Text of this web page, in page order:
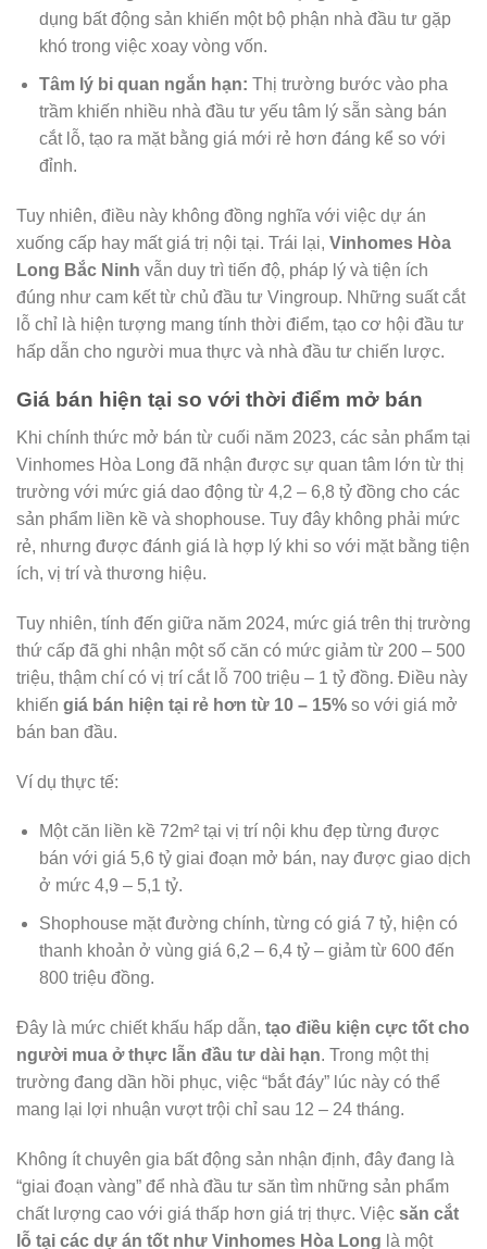
dụng bất động sản khiến một bộ phận nhà đầu tư gặp
khó trong việc xoay vòng vốn.
Tâm lý bi quan ngắn hạn: Thị trường bước vào pha
trầm khiến nhiều nhà đầu tư yếu tâm lý sẵn sàng bán
cắt lỗ, tạo ra mặt bằng giá mới rẻ hơn đáng kể so với
đỉnh.
Tuy nhiên, điều này không đồng nghĩa với việc dự án
xuống cấp hay mất giá trị nội tại. Trái lại, Vinhomes Hòa
Long Bắc Ninh vẫn duy trì tiến độ, pháp lý và tiện ích
đúng như cam kết từ chủ đầu tư Vingroup. Những suất cắt
lỗ chỉ là hiện tượng mang tính thời điểm, tạo cơ hội đầu tư
hấp dẫn cho người mua thực và nhà đầu tư chiến lược.
Giá bán hiện tại so với thời điểm mở bán
Khi chính thức mở bán từ cuối năm 2023, các sản phẩm tại
Vinhomes Hòa Long đã nhận được sự quan tâm lớn từ thị
trường với mức giá dao động từ 4,2 – 6,8 tỷ đồng cho các
sản phẩm liền kề và shophouse. Tuy đây không phải mức
rẻ, nhưng được đánh giá là hợp lý khi so với mặt bằng tiện
ích, vị trí và thương hiệu.
Tuy nhiên, tính đến giữa năm 2024, mức giá trên thị trường
thứ cấp đã ghi nhận một số căn có mức giảm từ 200 – 500
triệu, thậm chí có vị trí cắt lỗ 700 triệu – 1 tỷ đồng. Điều này
khiến giá bán hiện tại rẻ hơn từ 10 – 15% so với giá mở
bán ban đầu.
Ví dụ thực tế:
Một căn liền kề 72m² tại vị trí nội khu đẹp từng được
bán với giá 5,6 tỷ giai đoạn mở bán, nay được giao dịch
ở mức 4,9 – 5,1 tỷ.
Shophouse mặt đường chính, từng có giá 7 tỷ, hiện có
thanh khoản ở vùng giá 6,2 – 6,4 tỷ – giảm từ 600 đến
800 triệu đồng.
Đây là mức chiết khấu hấp dẫn, tạo điều kiện cực tốt cho
người mua ở thực lẫn đầu tư dài hạn. Trong một thị
trường đang dần hồi phục, việc “bắt đáy” lúc này có thể
mang lại lợi nhuận vượt trội chỉ sau 12 – 24 tháng.
Không ít chuyên gia bất động sản nhận định, đây đang là
“giai đoạn vàng” để nhà đầu tư săn tìm những sản phẩm
chất lượng cao với giá thấp hơn giá trị thực. Việc săn cắt
lỗ tại các dự án tốt như Vinhomes Hòa Long là một